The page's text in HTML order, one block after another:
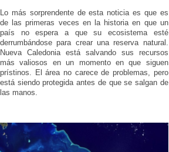
Lo más sorprendente de esta noticia es que es
de las primeras veces en la historia en que un
país no espera a que su ecosistema esté
derrumbándose para crear una reserva natural.
Nueva Caledonia está salvando sus recursos
más valiosos en un momento en que siguen
prístinos. El área no carece de problemas, pero
está siendo protegida antes de que se salgan de
las manos.